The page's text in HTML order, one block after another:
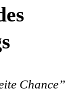
Chance”